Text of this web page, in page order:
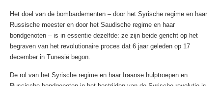
Het doel van de bombardementen – door het Syrische regime en haar
Russische meester en door het Saudische regime en haar
bondgenoten – is in essentie dezelfde: ze zijn beide gericht op het
begraven van het revolutionaire proces dat 6 jaar geleden op 17
december in Tunesië begon.
De rol van het Syrische regime en haar Iraanse hulptroepen en